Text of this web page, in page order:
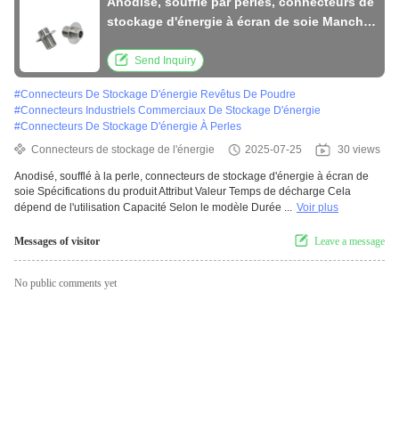
stockage d'énergie à écran de soie Manche
Send Inquiry
#Connecteurs De Stockage D'énergie Revêtus De Poudre
#Connecteurs Industriels Commerciaux De Stockage D'énergie
#Connecteurs De Stockage D'énergie À Perles
Connecteurs de stockage de l'énergie
2025-07-25 30 views
Anodisé, soufflé à la perle, connecteurs de stockage d'énergie à écran de
soie Spécifications du produit Attribut Valeur Temps de décharge Cela
dépend de l'utilisation Capacité Selon le modèle Durée ... Voir plus
Messages of visitor Leave a message
No public comments yet